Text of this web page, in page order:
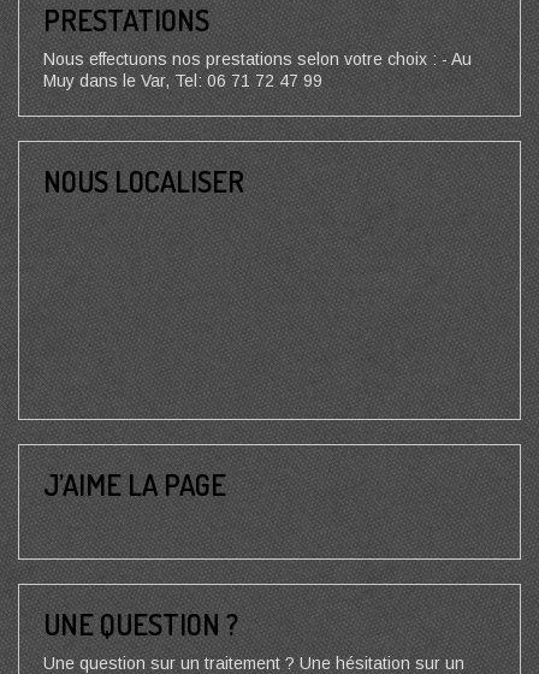
PRESTATIONS
Nous effectuons nos prestations selon votre choix : - Au
Muy dans le Var, Tel: 06 71 72 47 99
NOUS LOCALISER
J’AIME LA PAGE
UNE QUESTION ?
Une question sur un traitement ? Une hésitation sur un